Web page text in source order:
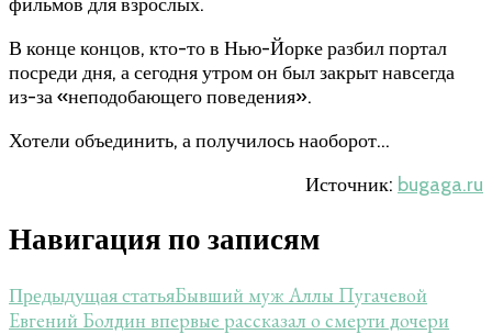
В конце концов, кто-то в Нью-Йорке разбил портал
посреди дня, а сегодня утром он был закрыт навсегда
из-за «неподобающего поведения».
Хотели объединить, а получилось наоборот…
Источник: bugaga.ru
Навигация по записям
Предыдущая статьяБывший муж Аллы Пугачевой
Евгений Болдин впервые рассказал о смерти дочери